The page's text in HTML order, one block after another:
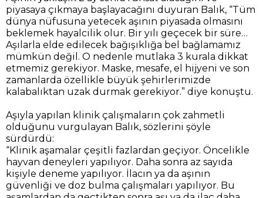
mümkün değil. O nedenle mutlaka 3 kurala dikkat
etmemiz gerekiyor. Maske, mesafe, el hijyeni ve son
zamanlarda özellikle büyük şehirlerimizde
kalabalıktan uzak durmak gerekiyor.” diye konuştu.
Aşıyla yapılan klinik çalışmaların çok zahmetli
olduğunu vurgulayan Balık, sözlerini şöyle
sürdürdü:
“Klinik aşamalar çeşitli fazlardan geçiyor. Öncelikle
hayvan deneyleri yapılıyor. Daha sonra az sayıda
kişiyle deneme yapılıyor. İlacın ya da aşının
güvenliği ve doz bulma çalışmaları yapılıyor. Bu
aşamlardan da geçtikten sonra aşı ya da ilaç daha
büyük deneklere ulaşıyor. Bu çalışma da çok fazla
kişide denenmiş oldu. Aşı yapılan kişinin Kovid-19
geçirmemiş olması gerekiyor. Hem PCR testi hem de
antikor testi yapılıyor.”